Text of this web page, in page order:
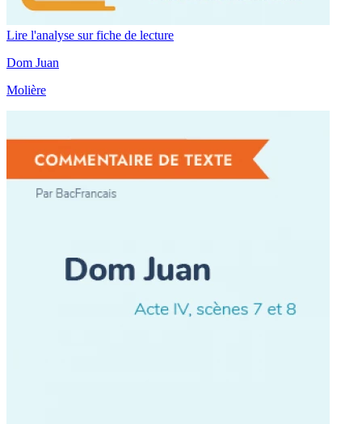
Lire l'analyse sur fiche de lecture
Dom Juan
Molière